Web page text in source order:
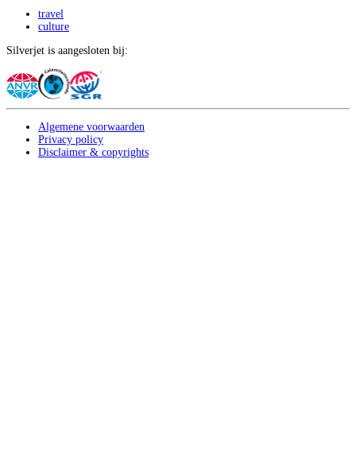
travel
culture
Silverjet is aangesloten bij:
Algemene voorwaarden
Privacy policy
Disclaimer & copyrights